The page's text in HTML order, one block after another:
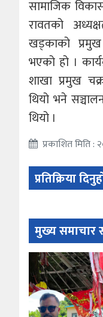
सामाजिक
रावतको
खड्काको प्रमुख
भएको हो ।
शाखा प्रमुख
थियो भने
थियो ।
प्रकाशित मिति :
प्रतिक्रिया
मुख्य समाचार